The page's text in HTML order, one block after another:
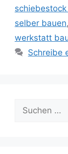
selber bauen,
werkstatt
Schreibe
Suche
nach: